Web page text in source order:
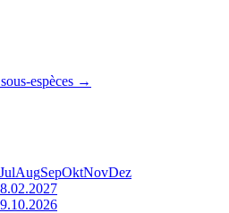
espèces →
JulAugSepOktNovDez